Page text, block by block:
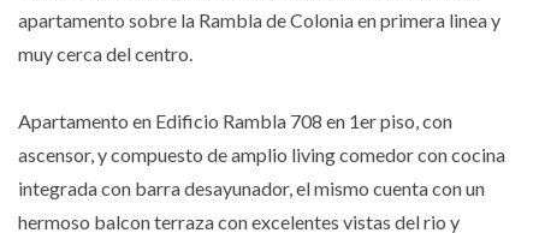
apartamento sobre la Rambla de Colonia en primera linea y
muy cerca del centro.
Apartamento en Edificio Rambla 708 en 1er piso, con
ascensor, y compuesto de amplio living comedor con cocina
integrada con barra desayunador, el mismo cuenta con un
hermoso balcon terraza con excelentes vistas del rio y